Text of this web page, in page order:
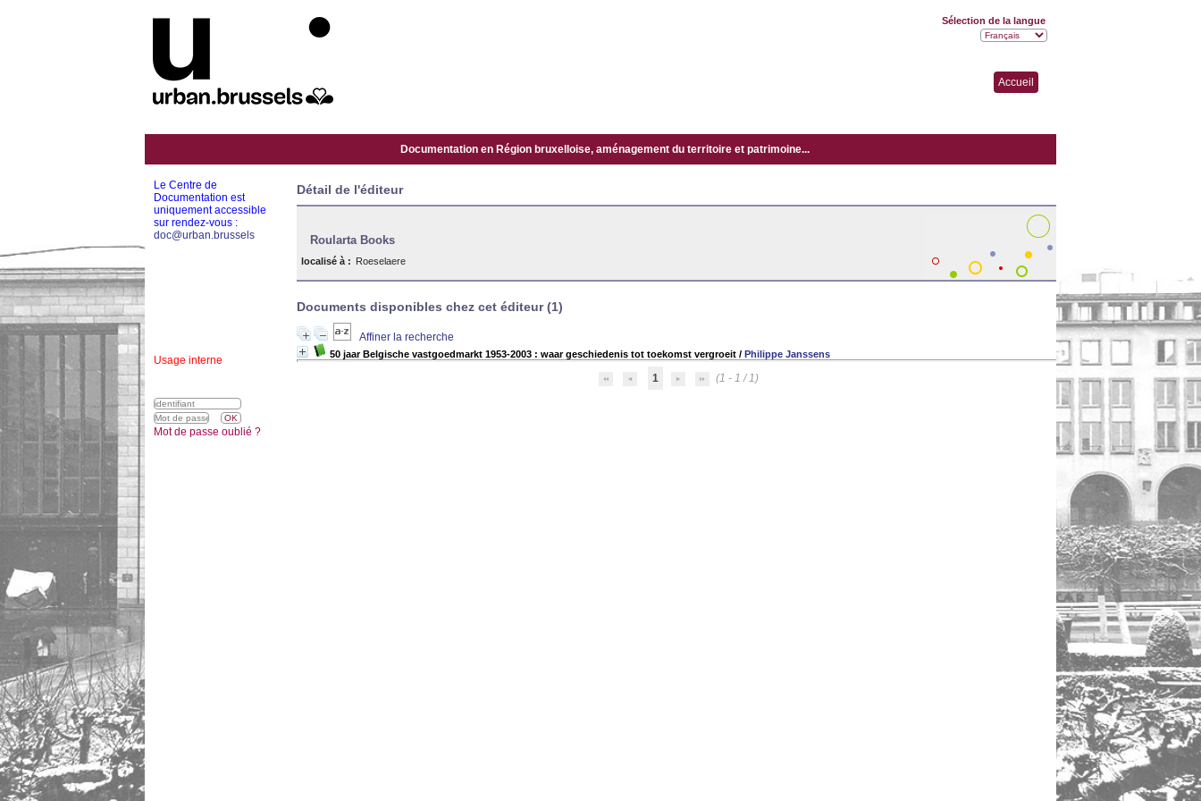
Accueil
Documentation en Région bruxelloise, aménagement du territoire et patrimoine...
Détail de l'éditeur
Roularta Books
localisé à : Roeselaere
Documents disponibles chez cet éditeur (1)
Affiner la recherche
50 jaar Belgische vastgoedmarkt 1953-2003 : waar geschiedenis tot toekomst vergroeit / Philippe Janssens
1 (1 - 1 / 1)
Le Centre de
Documentation est
uniquement accessible
sur rendez-vous :
doc@urban.brussels
Usage interne
Sélection de la langue
Mot de passe oublié ?